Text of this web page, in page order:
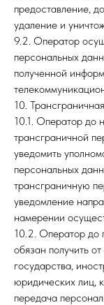
предоставление,
удаление и
9.2. Оператор
персональных
полученной
10.
10.1. Оператор до
трансграничной
уведомить
персональных
трансграничную
уведомление
намерении
10.2. Оператор до
обязан получить
государства,
юридических лиц,
передача